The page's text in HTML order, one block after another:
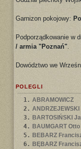
Garnizon pokojowy:
Podporządkowanie w
/ armia "Poznań".
Dowództwo we
POLEGLI
1. ABRAMOWICZ
2.
3. BARTOSIŃSKI
4. BAUMGART Otto
5. BEBARZ
6. BĘBARZ